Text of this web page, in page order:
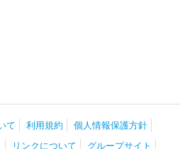
て 利用規約
個人情報保護方針
リンクについて グループサイト